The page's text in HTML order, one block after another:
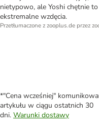
nietypowo, ale Yoshi chętnie
ekstremalne wzdęcia.
Przetłumaczone z zooplus.de przez
*"Cena wcześniej"
artykułu w ciągu ostatnich 30
dni. Warunki dostawy